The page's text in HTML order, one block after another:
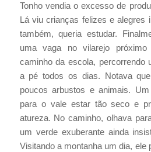
Tonho vendia o excesso de
Lá viu crianças felizes e alegres
também, queria estudar.
uma vaga no vilarejo
caminho da escola, percorrendo
a pé todos os dias. Notava
poucos arbustos e animais.
para o vale estar tão seco e
atureza. No caminho, olhava
um verde exuberante ainda
Visitando a montanha um dia, ele